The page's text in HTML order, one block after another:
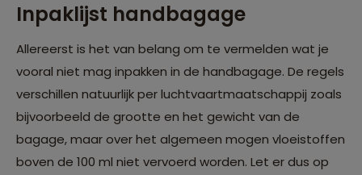
Inpaklijst handbagage
Allereerst is het van belang om te vermelden wat je
vooral niet mag inpakken in de handbagage. De regels
verschillen natuurlijk per luchtvaartmaatschappij zoals
bijvoorbeeld de grootte en het gewicht van de
bagage, maar over het algemeen mogen vloeistoffen
boven de 100 ml niet vervoerd worden. Let er dus op